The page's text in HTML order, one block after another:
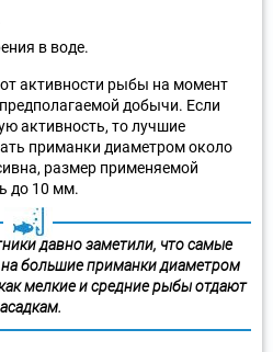
в воде.
активности рыбы на момент
добычи. Если
активность, то лучшие
приманки диаметром около
размер применяемой
до 10 мм.
давно заметили, что самые
большие приманки диаметром
мелкие и средние рыбы отдают